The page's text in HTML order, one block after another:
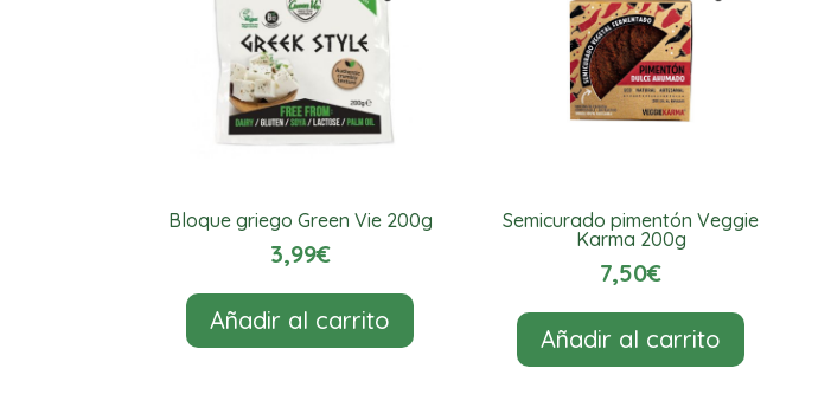
Bloque griego Green Vie 200g
3,99€
Añadir al carrito
Semicurado pimentón Veggie
Karma 200g
7,50€
Añadir al carrito